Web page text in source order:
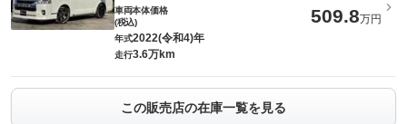
車両本体価格
(税込)
509.8万円
年式2022(令和4)年
走行3.6万km
この販売店の在庫一覧を見る